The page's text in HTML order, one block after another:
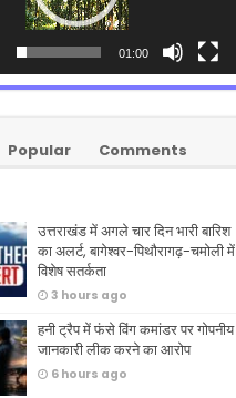
01:00
Popular Comments
उत्तराखंड में अगले चार दिन भारी बारिश
का अलर्ट, बागेश्वर-पिथौरागढ़-चमोली में
विशेष सतर्कता
3 hours ago
हनी ट्रैप में फंसे विंग कमांडर पर गोपनीय
जानकारी लीक करने का आरोप
6 hours ago